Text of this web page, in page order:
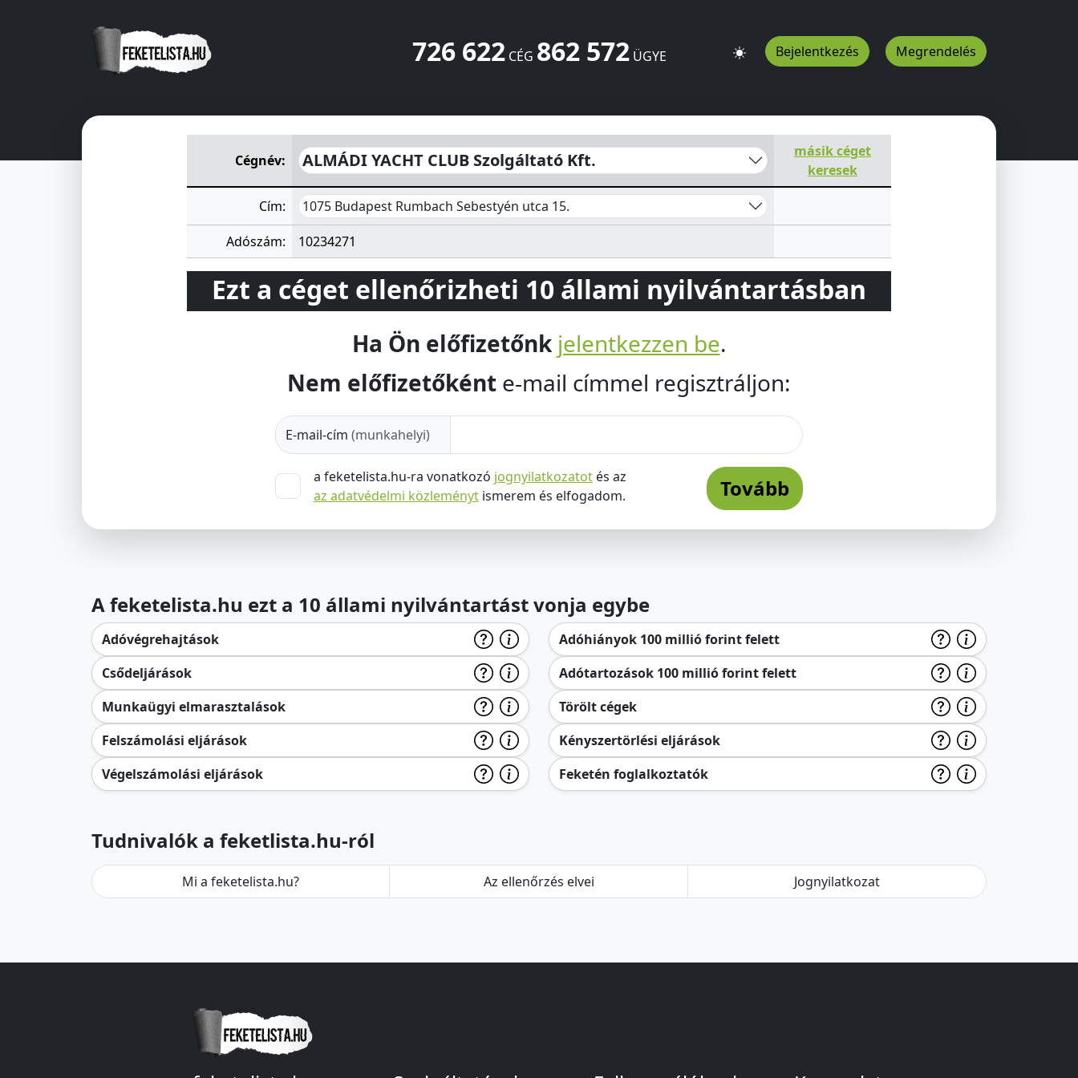
726 622CÉG 862 572ÜGYE Bejelentkezés Megrendelés
ALMÁDI YACHT CLUB Szolgáltató Kft.Rumbach Sebestyén utca 15.Budapest1075HU
Cégnév:
ALMÁDI YACHT CLUB Szolgáltató Kft.
másik céget
keresek
Cím: 1075 Budapest Rumbach Sebestyén utca 15.
Adószám: 10234271
Ezt a céget ellenőrizheti 10 állami nyilvántartásban
Ha Ön előfizetőnk jelentkezzen be.
Nem előfizetőként e-mail címmel regisztráljon:
E-mail-cím (munkahelyi)
a feketelista.hu-ra vonatkozó jognyilatkozatotés az
az adatvédelmi közleménytismerem és elfogadom. Tovább
A feketelista.hu ezt a 10 állami nyilvántartást vonja egybe
Adóvégrehajtások
Csődeljárások
Munkaügyi elmarasztalások
Felszámolási eljárások
Végelszámolási eljárások
Adóhiányok 100 millió forint felett
Adótartozások 100 millió forint felett
Törölt cégek
Kényszertörlési eljárások
Feketén foglalkoztatók
Tudnivalók a feketlista.hu-ról
Mi a feketelista.hu? Az ellenőrzés elvei Jognyilatkozat